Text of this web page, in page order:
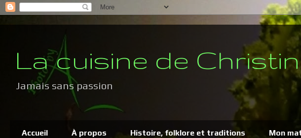
La cuisine de
Jamais sans passion
Accueil À propos Histoire, folklore et traditions Mon